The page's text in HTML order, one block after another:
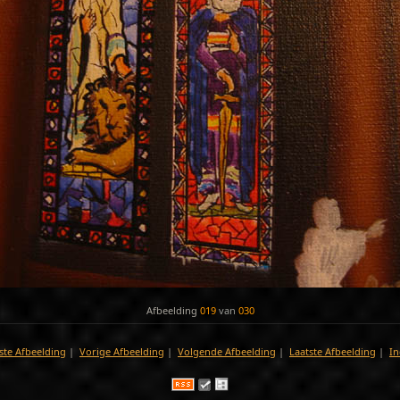
Afbeelding 019van 030
Afbeelding | Vorige Afbeelding | Volgende Afbeelding | Laatste Afbeelding |